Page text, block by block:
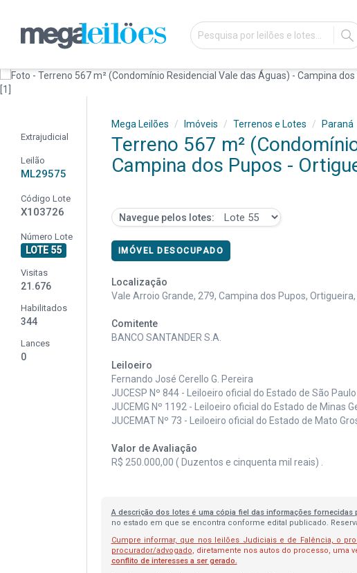
IR
Extrajudicial
Leilão
ML29575
Código Lote
X103726
Número Lote
LOTE 55
Visitas
21.676
Habilitados
344
Lances
0
Mega Leilões Imóveis Terrenos e Lotes Paraná
Terreno 567 m²
Campina dos Pupos -
Navegue pelos lotes:
IMÓVEL DESOCUPADO
Localização
Vale Arroio Grande, 279, Campina dos Pupos, Ortigueira,
Comitente
BANCO SANTANDER S.A.
Leiloeiro
Fernando José Cerello G. Pereira
JUCESP Nº 844 - Leiloeiro oficial do Estado de São Paulo
JUCEMG Nº 1192 - Leiloeiro oficial do Estado de Minas
JUCEMAT Nº 73 - Leiloeiro oficial do Estado de Mato
Valor de Avaliação
R$ 250.000,00 ( Duzentos e cinquenta mil reais) .
A descrição dos lotes é uma cópia fiel das informações
no estado em que se encontra conforme edital publicado.
Cumpre informar, que nos leilões Judiciais e de Falência, o
procurador/advogado, diretamente nos autos do processo, uma
conflito de interesses a ser gerado.